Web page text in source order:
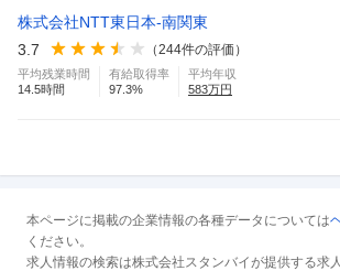
株式会社NTT東日本-南関東
3.7
（244件の評価）
平均残業時間
14.5時間
有給取得率
97.3%
平均年収
583万円
本ページに掲載の企業情報の各種データについては
ください。
求人情報の検索は株式会社スタンバイが提供する求